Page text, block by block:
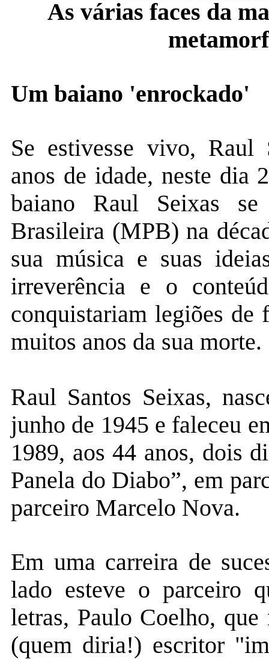
As várias faces da
Um baiano 'enrockado'
Se estivesse vivo, Raul
anos de idade, neste dia
baiano Raul Seixas
Brasileira (MPB) na
sua música e suas
irreverência e o
conquistariam legiões de
muitos anos da sua morte.
Raul Santos Seixas,
junho de 1945 e faleceu
1989, aos 44 anos, dois
Panela do Diabo”, em
parceiro Marcelo Nova.
Em uma carreira de
lado esteve o parceiro
letras, Paulo Coelho,
(quem diria!) escritor